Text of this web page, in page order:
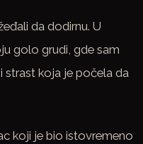
da dodirnu. U
golo grudi, gde sam
koja je počela da
koji je bio istovremeno